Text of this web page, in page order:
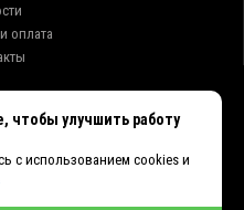
оплата
93-27-93 - Отдел продаж
поддержка
чтобы улучшить работу
с использованием cookies и